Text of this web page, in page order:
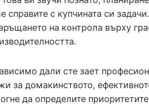
справите с купчината си
на контрола върху
дали сте зает
за домакинството,
да определите